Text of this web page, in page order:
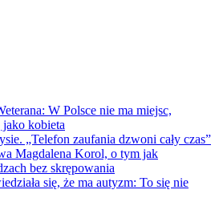
W Polsce nie ma miejsc,
jako kobieta
„Telefon zaufania dzwoni cały czas”
Magdalena Korol, o tym jak
bez skrępowania
się, że ma autyzm: To się nie